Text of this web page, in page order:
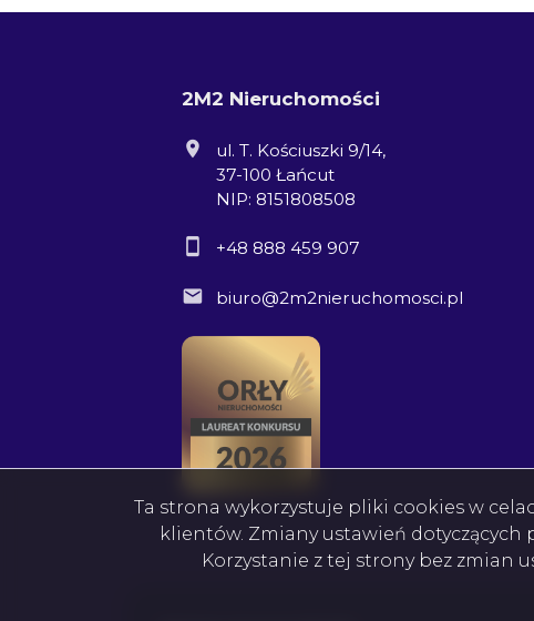
2M2 Nieruchomości
ul. T. Kościuszki 9/14,
37-100 Łańcut
NIP: 8151808508
+48 888 459 907
biuro@2m2nieruchomosci.pl
Ta strona wykorzystuje pliki cookies w
klientów. Zmiany ustawień
Korzystanie z tej strony bez zmian